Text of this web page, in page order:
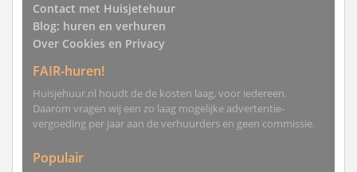
Contact met Huisjetehuur
Blog: huren en verhuren
Over Cookies en Privacy
FAIR-huren!
Huisjehuur.nl houdt de de kosten laag, voor iedereen.
Daarom vragen wij een zo laag mogelijke advertentie-
vergoeding per jaar aan de verhuurders en geen commissie.
Populair